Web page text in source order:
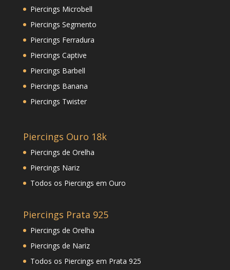
Piercings Microbell
Piercings Segmento
Piercings Ferradura
Piercings Captive
Piercings Barbell
Piercings Banana
Piercings Twister
Piercings Ouro 18k
Piercings de Orelha
Piercings Nariz
Todos os Piercings em Ouro
Piercings Prata 925
Piercings de Orelha
Piercings de Nariz
Todos os Piercings em Prata 925